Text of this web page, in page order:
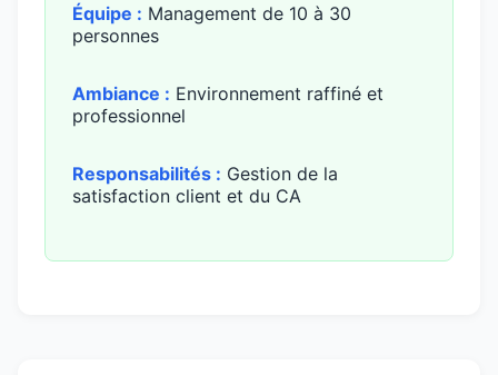
Équipe : Management de 10 à 30
personnes
Ambiance : Environnement raffiné et
professionnel
Responsabilités : Gestion de la
satisfaction client et du CA